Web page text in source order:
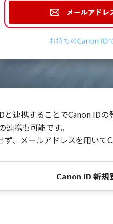
連携することでCanon IDの
連携も可能です。
、メールアドレスを用いて
Canon ID 新規